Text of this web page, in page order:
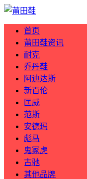
首页
莆田鞋资讯
耐克
乔丹鞋
阿迪达斯
新百伦
匡威
范斯
安德玛
彪马
鬼冢虎
古驰
其他品牌